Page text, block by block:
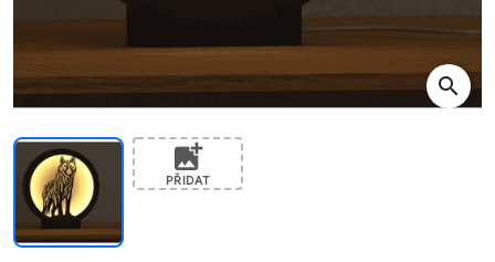
search
add_photo_alternate
PŘIDAT